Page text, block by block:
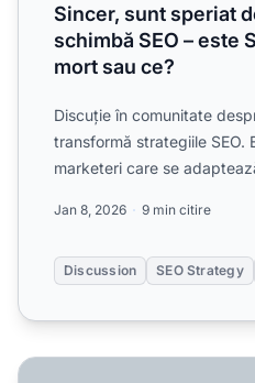
Sincer, sunt speriat
schimbă SEO – este
mort sau ce?
Discuție în comunitate
transformă strategiile SEO.
marketeri care se
Jan 8, 2026 9 min citire
Discussion SEO Strategy
Cum AI remodelează SEO: